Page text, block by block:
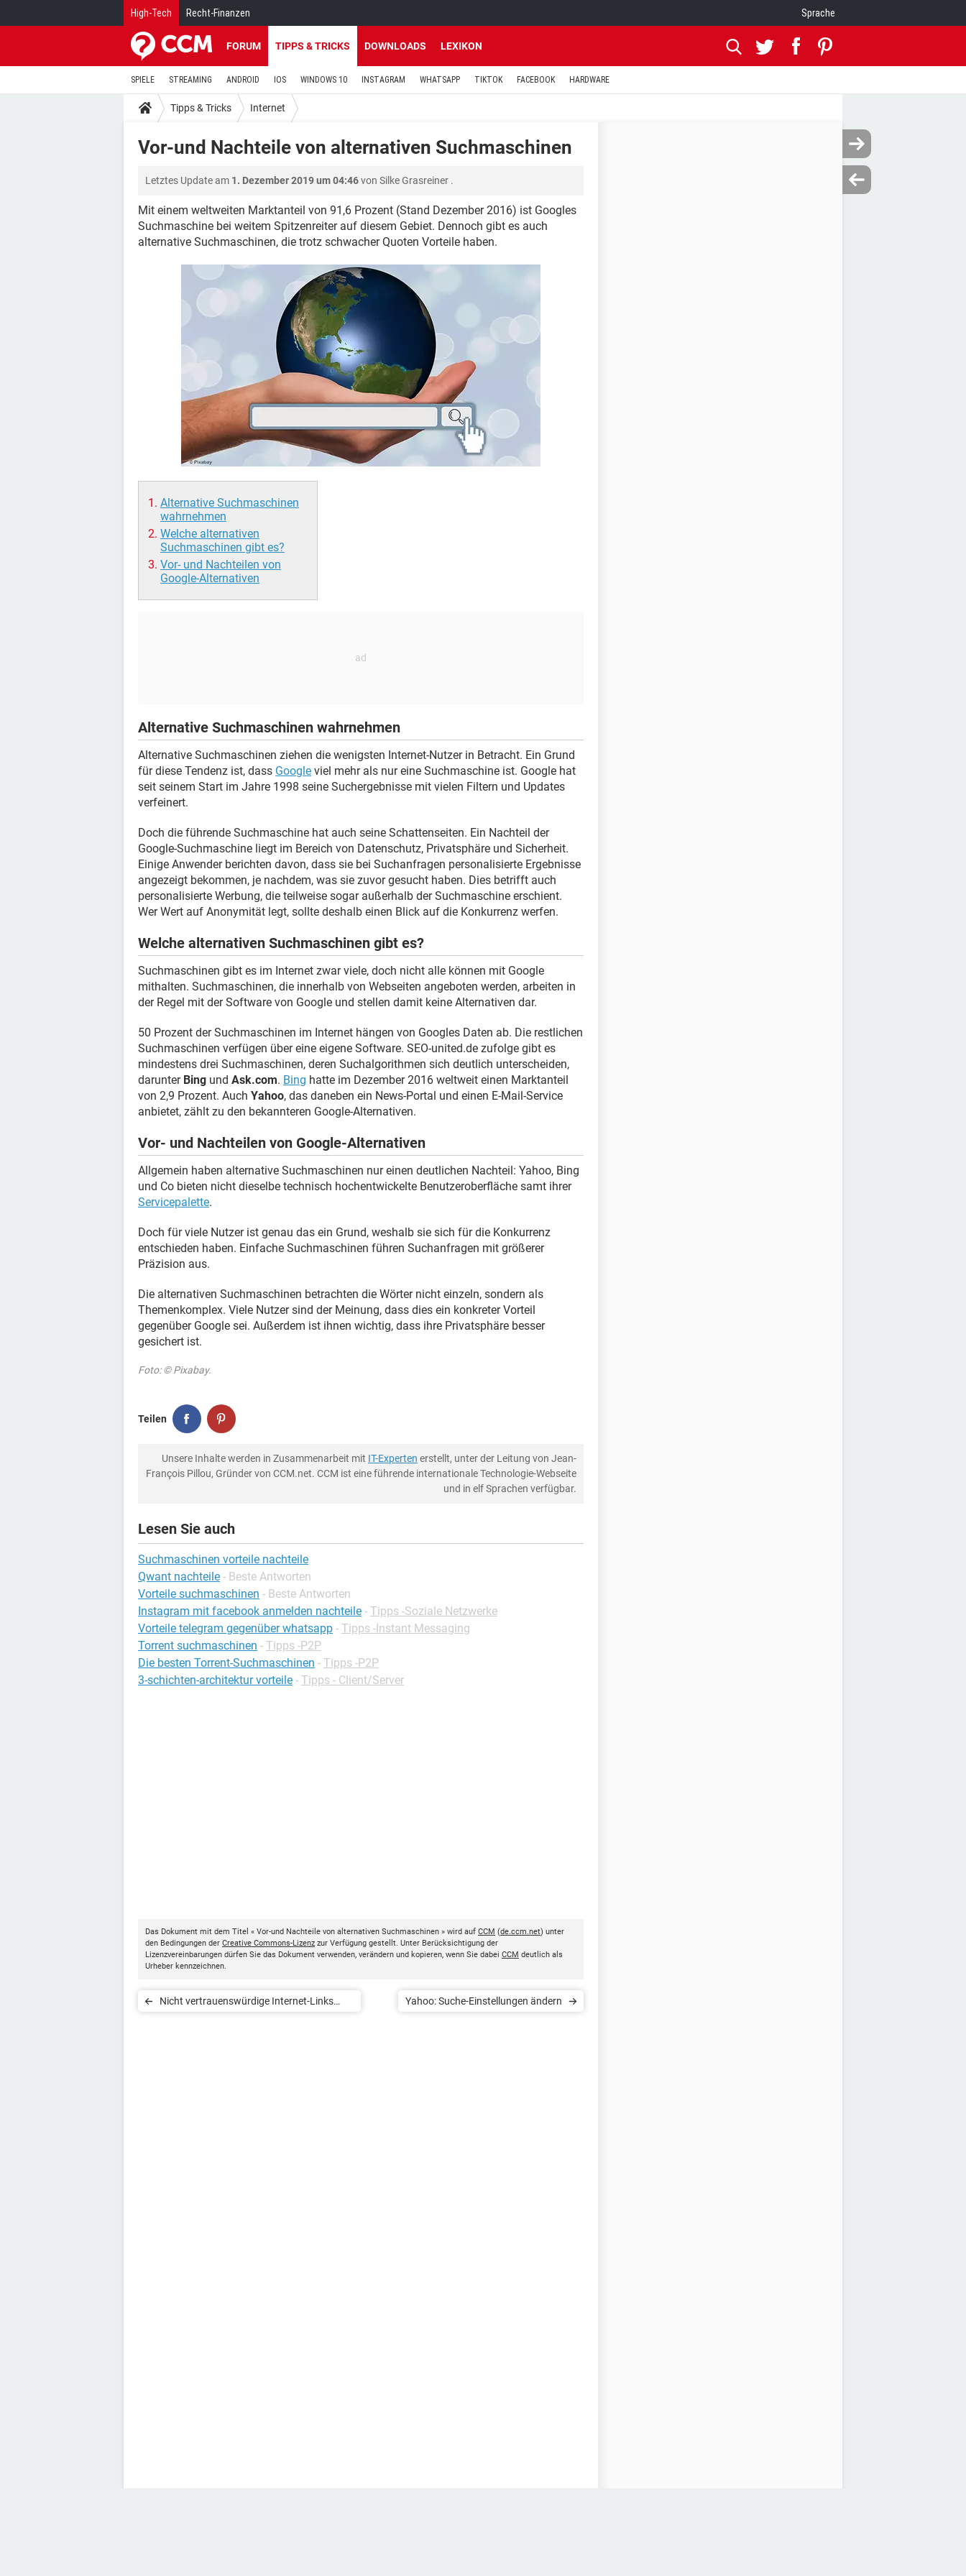
High-Tech Recht-Finanzen Sprache
FORUM TIPPS & TRICKS DOWNLOADS LEXIKON
SPIELE STREAMING ANDROID IOS WINDOWS 10 INSTAGRAM WHATSAPP TIKTOK FACEBOOK HARDWARE
Tipps & Tricks Internet
Vor-und Nachteile von alternativen Suchmaschinen
Letztes Update am 1. Dezember 2019 um 04:46von Silke Grasreiner .
Mit einem weltweiten Marktanteil von 91,6 Prozent (Stand Dezember 2016) ist Googles
Suchmaschine bei weitem Spitzenreiter auf diesem Gebiet. Dennoch gibt es auch
alternative Suchmaschinen, die trotz schwacher Quoten Vorteile haben.
Alternative Suchmaschinen
wahrnehmen
Welche alternativen
Suchmaschinen gibt es?
Vor- und Nachteilen von
Google-Alternativen
Alternative Suchmaschinen wahrnehmen
Alternative Suchmaschinen ziehen die wenigsten Internet-Nutzer in Betracht. Ein Grund
für diese Tendenz ist, dass Google viel mehr als nur eine Suchmaschine ist. Google hat
seit seinem Start im Jahre 1998 seine Suchergebnisse mit vielen Filtern und Updates
verfeinert.
Doch die führende Suchmaschine hat auch seine Schattenseiten. Ein Nachteil der
Google-Suchmaschine liegt im Bereich von Datenschutz, Privatsphäre und Sicherheit.
Einige Anwender berichten davon, dass sie bei Suchanfragen personalisierte Ergebnisse
angezeigt bekommen, je nachdem, was sie zuvor gesucht haben. Dies betrifft auch
personalisierte Werbung, die teilweise sogar außerhalb der Suchmaschine erschient.
Wer Wert auf Anonymität legt, sollte deshalb einen Blick auf die Konkurrenz werfen.
Welche alternativen Suchmaschinen gibt es?
Suchmaschinen gibt es im Internet zwar viele, doch nicht alle können mit Google
mithalten. Suchmaschinen, die innerhalb von Webseiten angeboten werden, arbeiten in
der Regel mit der Software von Google und stellen damit keine Alternativen dar.
50 Prozent der Suchmaschinen im Internet hängen von Googles Daten ab. Die restlichen
Suchmaschinen verfügen über eine eigene Software. SEO-united.de zufolge gibt es
mindestens drei Suchmaschinen, deren Suchalgorithmen sich deutlich unterscheiden,
darunter Bing und Ask.com. Bing hatte im Dezember 2016 weltweit einen Marktanteil
von 2,9 Prozent. Auch Yahoo, das daneben ein News-Portal und einen E-Mail-Service
anbietet, zählt zu den bekannteren Google-Alternativen.
Vor- und Nachteilen von Google-Alternativen
Allgemein haben alternative Suchmaschinen nur einen deutlichen Nachteil: Yahoo, Bing
und Co bieten nicht dieselbe technisch hochentwickelte Benutzeroberfläche samt ihrer
Servicepalette.
Doch für viele Nutzer ist genau das ein Grund, weshalb sie sich für die Konkurrenz
entschieden haben. Einfache Suchmaschinen führen Suchanfragen mit größerer
Präzision aus.
Die alternativen Suchmaschinen betrachten die Wörter nicht einzeln, sondern als
Themenkomplex. Viele Nutzer sind der Meinung, dass dies ein konkreter Vorteil
gegenüber Google sei. Außerdem ist ihnen wichtig, dass ihre Privatsphäre besser
gesichert ist.
Foto: © Pixabay.
Teilen
Unsere Inhalte werden in Zusammenarbeit mit IT-Experten erstellt, unter der Leitung von Jean-
François Pillou, Gründer von CCM.net. CCM ist eine führende internationale Technologie-Webseite
und in elf Sprachen verfügbar.
Lesen Sie auch
Suchmaschinen vorteile nachteile
Qwant nachteile - Beste Antworten
Vorteile suchmaschinen - Beste Antworten
Instagram mit facebook anmelden nachteile - Tipps -Soziale Netzwerke
Vorteile telegram gegenüber whatsapp - Tipps -Instant Messaging
Torrent suchmaschinen - Tipps -P2P
Die besten Torrent-Suchmaschinen - Tipps -P2P
3-schichten-architektur vorteile - Tipps - Client/Server
Das Dokument mit dem Titel « Vor-und Nachteile von alternativen Suchmaschinen » wird auf CCM (de.ccm.net) unter
den Bedingungen der Creative Commons-Lizenz zur Verfügung gestellt. Unter Berücksichtigung der
Lizenzvereinbarungen dürfen Sie das Dokument verwenden, verändern und kopieren, wenn Sie dabei CCM deutlich als
Urheber kennzeichnen.
Nicht vertrauenswürdige Internet-Links
Yahoo: Suche-Einstellungen ändern